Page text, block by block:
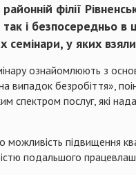
філії
і безпосередньо в
семінари, у яких
ознайомлюють з
випадок безробіття»,
спектром послуг, які
можливість підвищення
подальшого